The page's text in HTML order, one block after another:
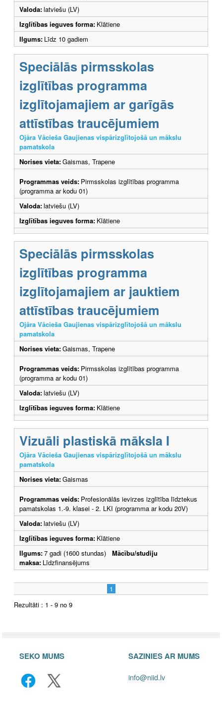
Valoda:latviešu (LV)
Izglītības ieguves forma: Klātiene
Ilgums: Līdz 10 gadiem
Speciālās pirmsskolas
izglītības programma
izglītojamajiem ar garīgās
attīstības traucējumiem
Ojāra Vācieša Gaujienas vispārizglītojošā un mākslu
pamatskola
Norises vieta:Gaismas, Trapene
Programmas veids: Pirmsskolas izglītības programma
(programma ar kodu 01)
Valoda:latviešu (LV)
Izglītības ieguves forma: Klātiene
Speciālās pirmsskolas
izglītības programma
izglītojamajiem ar jauktiem
attīstības traucējumiem
Ojāra Vācieša Gaujienas vispārizglītojošā un mākslu
pamatskola
Norises vieta:Gaismas, Trapene
Programmas veids: Pirmsskolas izglītības programma
(programma ar kodu 01)
Valoda:latviešu (LV)
Izglītības ieguves forma: Klātiene
Vizuāli plastiskā māksla I
Ojāra Vācieša Gaujienas vispārizglītojošā un mākslu
pamatskola
Norises vieta:Gaismas
Programmas veids: Profesionālās ievirzes izglītība līdztekus
pamatskolas 1.-9. klasei - 2. LKI (programma ar kodu 20V)
Valoda:latviešu (LV)
Izglītības ieguves forma: Klātiene
Ilgums:7 gadi (1600 stundas) Mācību/studiju
maksa: Līdzfinansējums
1
Rezultāti : 1 - 9 no 9
SEKO MUMS SAZINIES AR MUMS
info@niid.lv